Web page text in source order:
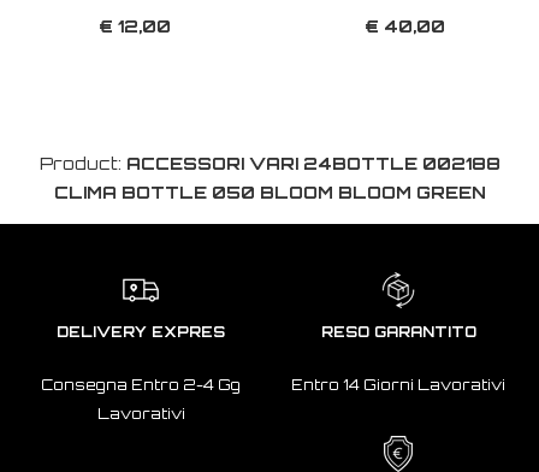
€ 12,00 € 40,00
Product: ACCESSORI VARI 24BOTTLE 002188
CLIMA BOTTLE 050 BLOOM BLOOM GREEN
DELIVERY EXPRES
Consegna Entro 2-4 Gg
Lavorativi
RESO GARANTITO
Entro 14 Giorni Lavorativi